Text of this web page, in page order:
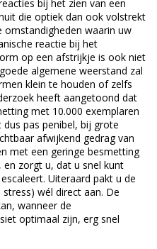
bij het zien van een
die optiek dan ook volstrekt
omstandigheden waarin uw
reactie bij het
op een afstrijkje is ook niet
algemene weerstand zal
klein te houden of zelfs
heeft aangetoond dat
met 10.000 exemplaren
pas penibel, bij grote
afwijkend gedrag van
met een geringe besmetting
zorgt u, dat u snel kunt
Uiteraard pakt u de
wél direct aan. De
wanneer de
optimaal zijn, erg snel